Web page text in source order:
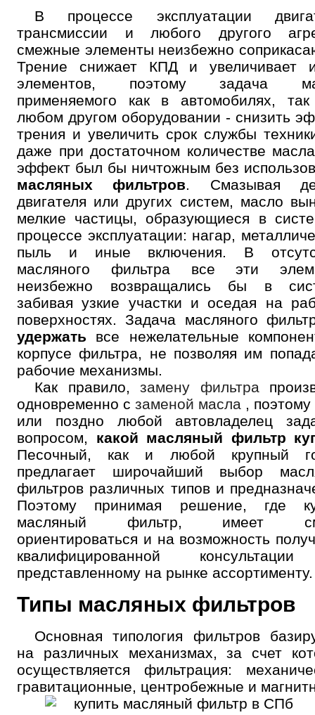
В процессе эксплуатации
трансмиссии и любого другого
смежные элементы неизбежно
Трение снижает КПД и увеличивает
элементов, поэтому задача
применяемого как в автомобилях,
любом другом оборудовании - снизить
трения и увеличить срок службы
даже при достаточном количестве
эффект был бы ничтожным без
масляных фильтров. Смазывая
двигателя или других систем, масло
мелкие частицы, образующиеся в
процессе эксплуатации: нагар,
пыль и иные включения. В
масляного фильтра все эти
неизбежно возвращались бы в
забивая узкие участки и оседая на
поверхностях. Задача масляного
удержать все нежелательные
корпусе фильтра, не позволяя им
рабочие механизмы.
Как правило, замену фильтра
одновременно с заменой масла ,
или поздно любой автовладелец
вопросом, какой масляный фильтр
Песочный, как и любой крупный
предлагает широчайший выбор
фильтров различных типов и
Поэтому принимая решение, где
масляный фильтр, имеет
ориентироваться и на возможность
квалифицированной
представленному на рынке ассортименту.
Типы масляных фильтров
Основная типология фильтров
на различных механизмах, за счет
осуществляется фильтрация:
гравитационные, центробежные и